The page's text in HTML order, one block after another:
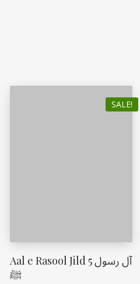
SALE!
Aal e Rasool Jild 5 آل رسول
ﷺ